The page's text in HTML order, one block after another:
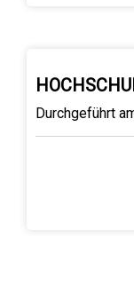
Durchgeführt